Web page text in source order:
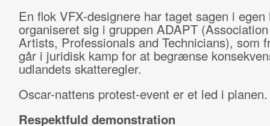
En flok VFX-designere har taget sagen i egen
organiseret sig i gruppen ADAPT
Artists, Professionals and Technicians), som
går i juridisk kamp for at begrænse
udlandets skatteregler.
Oscar-nattens protest-event er et led i
Respektfuld demonstration